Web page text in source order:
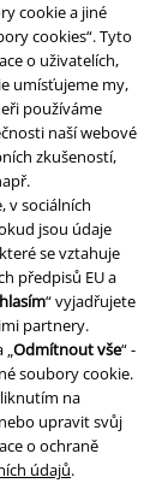
cookie a jiné
cookies“. Tyto
o uživatelích,
umísťujeme my,
používáme
naší webové
zkušeností,
v sociálních
jsou údaje
se vztahuje
předpisů EU a
“ vyjadřujete
partnery.
„Odmítnout vše“ -
soubory cookie.
na
upravit svůj
o ochraně
údajů.